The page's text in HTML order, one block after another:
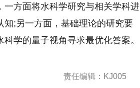
方面将水科学研究与相关学科进
;另一方面，基础理论的研究要
学的量子视角寻求最优化答案。
责任编辑：KJ005